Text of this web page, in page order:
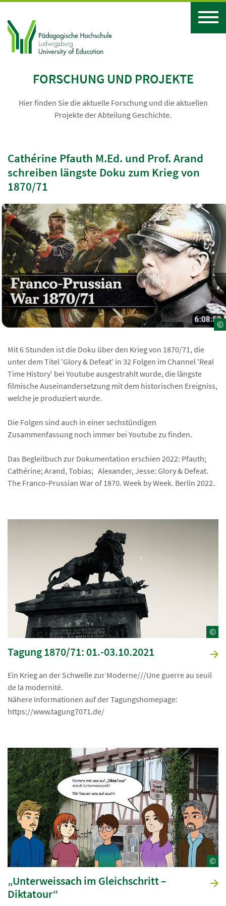
FORSCHUNG UND PROJEKTE
Hier finden Sie die aktuelle Forschung und die aktuellen
Projekte der Abteilung Geschichte.
Cathérine Pfauth M.Ed. und Prof. Arand
schreiben längste Doku zum Krieg von
1870/71
©
Mit 6 Stunden ist die Doku über den Krieg von 1870/71, die
unter dem Titel 'Glory & Defeat' in 32 Folgen im Channel 'Real
Time History' bei Youtube ausgestrahlt wurde, die längste
filmische Auseinandersetzung mit dem historischen Ereigniss,
welche je produziert wurde.
Die Folgen sind auch in einer sechstündigen
Zusammenfassung noch immer bei Youtube zu finden.
Das Begleitbuch zur Dokumentation erschien 2022: Pfauth;
Cathérine; Arand, Tobias; Alexander, Jesse: Glory & Defeat.
The Franco-Prussian War of 1870. Week by Week. Berlin 2022.
©
Tagung 1870/71: 01.-03.10.2021
Ein Krieg an der Schwelle zur Moderne///Une guerre au seuil
de la modernité.
Nähere Informationen auf der Tagungshomepage:
https://www.tagung7071.de/
©
„Unterweissach im Gleichschritt –
Diktatour“